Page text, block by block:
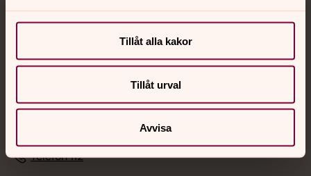
Tillåt alla kakor
Tillåt urval
Avvisa
Jourhavande präst
Akut samtals- och krisstöd. Prata eller chatta anonymt
med en präst på kvällar och nätter.
Telefon 112